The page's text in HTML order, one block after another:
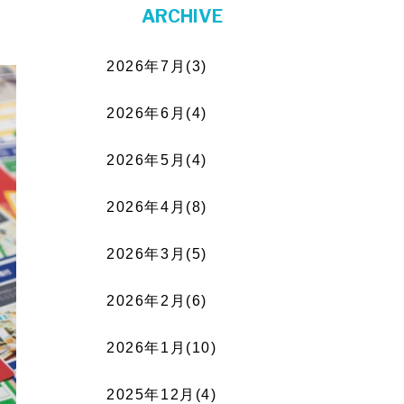
ARCHIVE
2026年7月(3)
2026年6月(4)
2026年5月(4)
2026年4月(8)
2026年3月(5)
2026年2月(6)
2026年1月(10)
2025年12月(4)